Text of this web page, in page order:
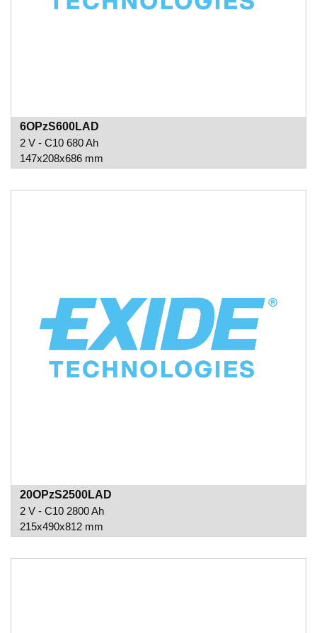
6OPzS600LAD
2 V - C10 680 Ah
147x208x686 mm
20OPzS2500LAD
2 V - C10 2800 Ah
215x490x812 mm